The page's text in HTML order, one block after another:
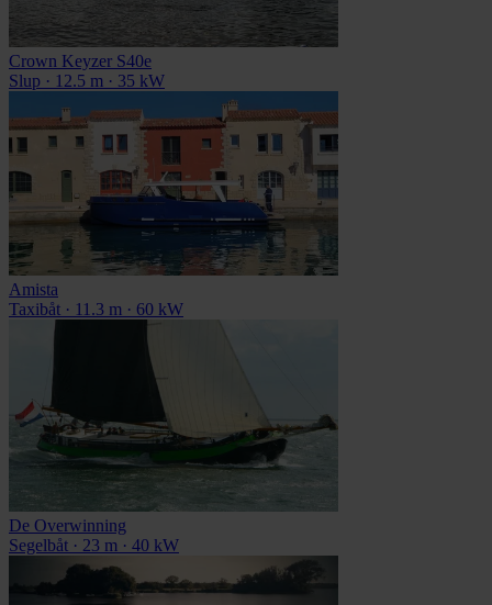
Crown Keyzer S40e
Slup · 12.5 m · 35 kW
Amista
Taxibåt · 11.3 m · 60 kW
De Overwinning
Segelbåt · 23 m · 40 kW